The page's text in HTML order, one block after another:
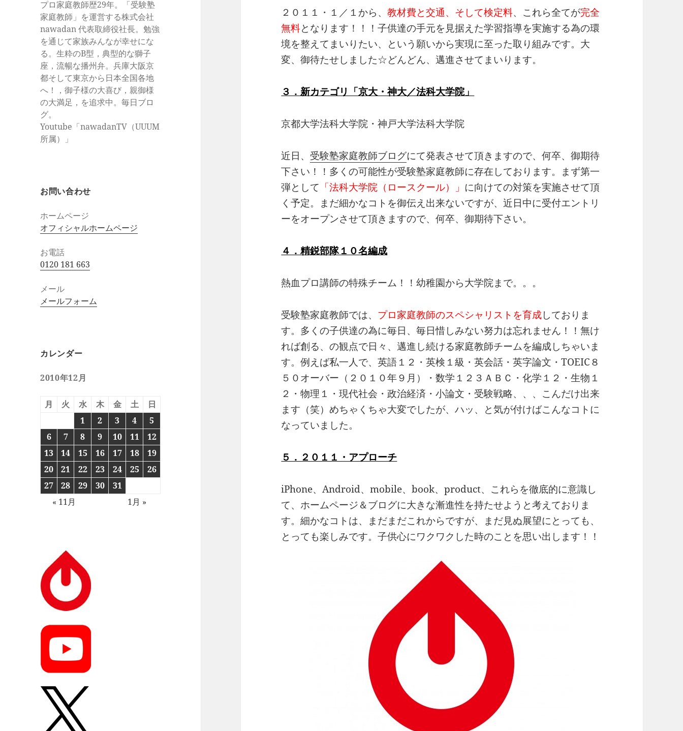
プロ家庭教師歴29年。「受験塾
家庭教師」を運営する株式会社
nawadan 代表取締役社長。勉強
を通じて家族みんなが幸せにな
る。生粋のB型，典型的な獅子
座，流暢な播州弁。兵庫大阪京
都そして東京から日本全国各地
へ！，御子様の大喜び，親御様
の大満足，を追求中。毎日ブロ
グ。
Youtube「nawadanTV（UUUM
所属）」
お問い合わせ
ホームページ
オフィシャルホームページ
お電話
0120 181 663
メール
メールフォーム
カレンダー
2010年12月
月 火 水 木 金 土
日
1
2 3 4
5
6
7 8 9 10 11
12
13
14 15 16 17 18
19
20
21 22 23 24 25
26
27
28 29 30
31
« 11月
1月 »
２０１１・１／１から、教材費と交通、そして検定料、これら全てが完全
無料となります！！！子供達の手元を見据えた学習指導を実施する為の環
境を整えてまいりたい、という願いから実現に至った取り組みです。大
変、御待たせしました☆どんどん、邁進させてまいります。
３．新カテゴリ「京大・神大／法科大学院」
京都大学法科大学院・神戸大学法科大学院
近日、 受験塾家庭教師ブログにて発表させて頂きますので、何卒、御期待
下さい！！多くの可能性が受験塾家庭教師に存在しております。まず第一
弾として 「法科大学院（ロースクール）」 に向けての対策を実施させて頂
く予定。まだ細かなコトを御伝え出来ないですが、近日中に受付エントリ
ーをオープンさせて頂きますので、何卒、御期待下さい。
４．精鋭部隊１０名編成
熱血プロ講師の特殊チーム！！幼稚園から大学院まで。。。
受験塾家庭教師では、 プロ家庭教師のスペシャリストを育成しておりま
す。多くの子供達の為に毎日、毎日惜しみない努力は忘れません！！無け
れば創る、の観点で日々、邁進し続ける家庭教師チームを編成しちゃいま
す。例えば私一人で、英語１２・英検１級・英会話・英字論文・TOEIC８
５０オーバー（２０１０年９月）・数学１２３ＡＢＣ・化学１２・生物１
２・物理１・現代社会・政治経済・小論文・受験戦略、、、こんだけ出来
ます（笑）めちゃくちゃ大変でしたが、ハッ、と気が付けばこんなコトに
なっていました。
５．２０１１・アプローチ
iPhone、Android、mobile、book、product、これらを徹底的に意識し
て、ホームページ＆ブログに大きな漸進性を持たせようと考えておりま
す。細かなコトは、まだまだこれからですが、まだ見ぬ展望にとっても、
とっても楽しみです。子供心にワクワクした時のことを思い出します！！